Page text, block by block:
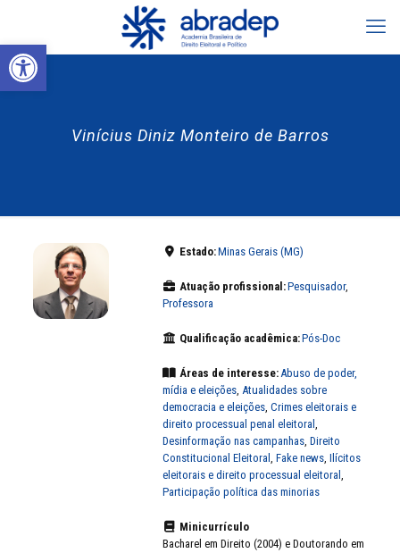
Abrir a barra de ferramentas
Vinícius Diniz Monteiro de Barros
Estado:Minas Gerais (MG)
Atuação profissional:Pesquisador,
Professora
Qualificação acadêmica:Pós-Doc
Áreas de interesse:Abuso de poder,
mídia e eleições, Atualidades sobre
democracia e eleições, Crimes eleitorais e
direito processual penal eleitoral ,
Desinformação nas campanhas, Direito
Constitucional Eleitoral , Fake news, Ilícitos
eleitorais e direito processual eleitoral ,
Participação política das minorias
Minicurrículo
Bacharel em Direito (2004) e Doutorando em